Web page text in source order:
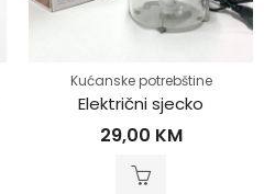
Kućanske potrebštine
Električni sjecko
29,00 KM